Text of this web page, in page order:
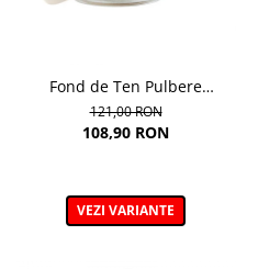
Fond de Ten Pulbere
Iluminator 7g
121,00 RON
108,90 RON
VEZI VARIANTE